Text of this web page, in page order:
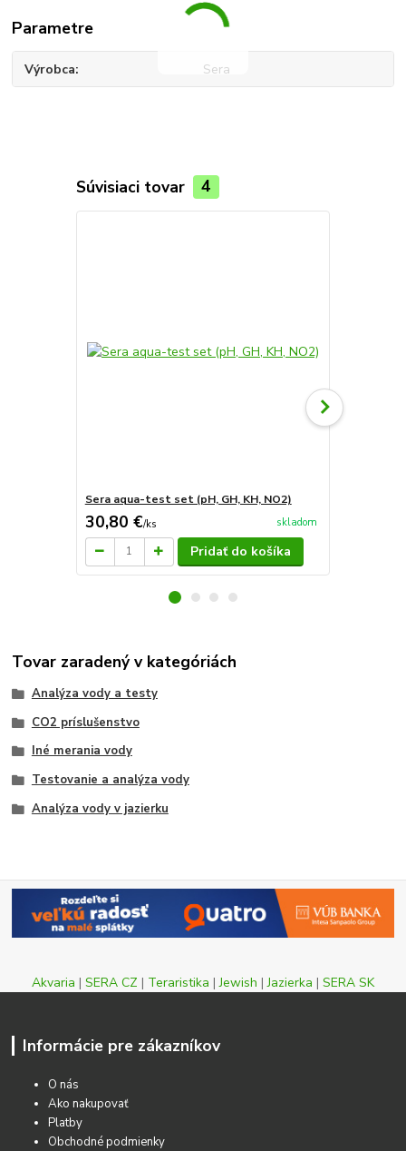
Parametre
Výrobca Sera
Súvisiaci tovar 4
Sera aqua-test set (pH, GH, KH, NO2)
30,80 €/ks skladom
Pridať do košíka
Tovar zaradený v kategóriách
Analýza vody a testy
CO2 príslušenstvo
Iné merania vody
Testovanie a analýza vody
Analýza vody v jazierku
Akvaria | SERA CZ | Teraristika |Jewish |Jazierka | SERA SK
Informácie pre zákazníkov
O nás
Ako nakupovať
Platby
Obchodné podmienky